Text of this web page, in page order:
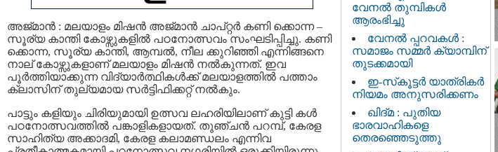
അജ്മാൻ : മലയാളം മിഷൻ അജ്മാൻ ചാപ്റ്റർ കണി ക്കൊന്ന –
സൂര്യ കാന്തി കോഴ്സുകളിൽ പഠനോത്സവം സംഘടിപ്പിച്ചു. കണി
ക്കൊന്ന, സൂര്യ കാന്തി, ആമ്പൽ, നീല ക്കുറിഞ്ഞി എന്നിങ്ങനെ
നാല് കോഴ്സുകളാണ് മലയാളം മിഷൻ നൽകുന്നത്. ഇവ
പൂർത്തിയാക്കുന്ന വിദ്യാർത്ഥികൾക്ക് മലയാളത്തിൽ പത്താം
ക്ലാസിന് തുല്യമായ സർട്ടിഫിക്കറ്റ് നൽകും.
പാട്ടും കളിയും ചിരിയുമായി ഉത്സവ ലഹരിയിലാണ് കുട്ടി കൾ
പഠനോത്സവത്തിൽ പങ്കാളികളായത്. തുഞ്ചൻ പറമ്പ്, കേരള
സാഹിത്യ അക്കാദമി, കേരള കലാമണ്ഡലം എന്നിവ
വേനൽ തുമ്പികൾ
ആരംഭിച്ചു
വേനൽ പ്പറവകൾ :
സമാജം സമ്മർ ക്യാമ്പിന്
തുടക്കമായി
ഇ-സ്‌കൂട്ടർ യാത്രികർ
നിയമം അനുസരിക്കണം
ഖിദ്മ : പുതിയ
ഭാരവാഹികളെ
തെരഞ്ഞെടുത്തു